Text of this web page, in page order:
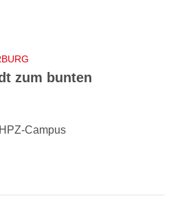
zum bunten
Campus